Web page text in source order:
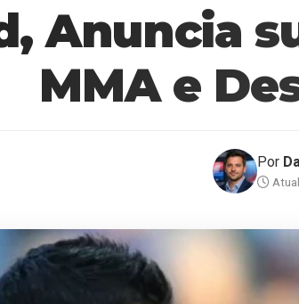
Anuncia
MMA e
Por